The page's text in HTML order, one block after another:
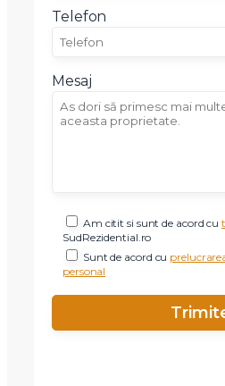
Telefon
Mesaj
Am citit si sunt de acord cu
SudRezidential.ro
Sunt de acord cu
personal